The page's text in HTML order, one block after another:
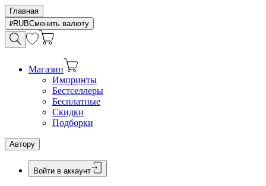
Главная
RUBСменить валюту
Магазин
Импринты
Бестселлеры
Бесплатные
Скидки
Подборки
Автору
Войти в аккаунт